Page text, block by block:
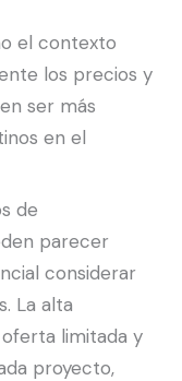
el contexto
los precios y
ser más
en el
de
parecer
considerar
La alta
limitada y
proyecto,